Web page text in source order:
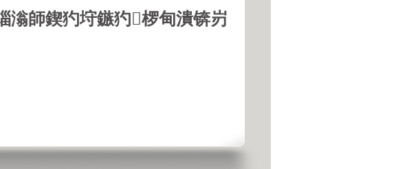
滃師鍥犳垨鏃犳椤甸潰锛岃